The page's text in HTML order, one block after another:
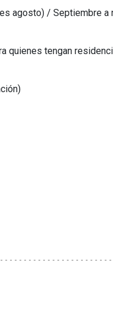
agosto) / Septiembre
quienes tengan